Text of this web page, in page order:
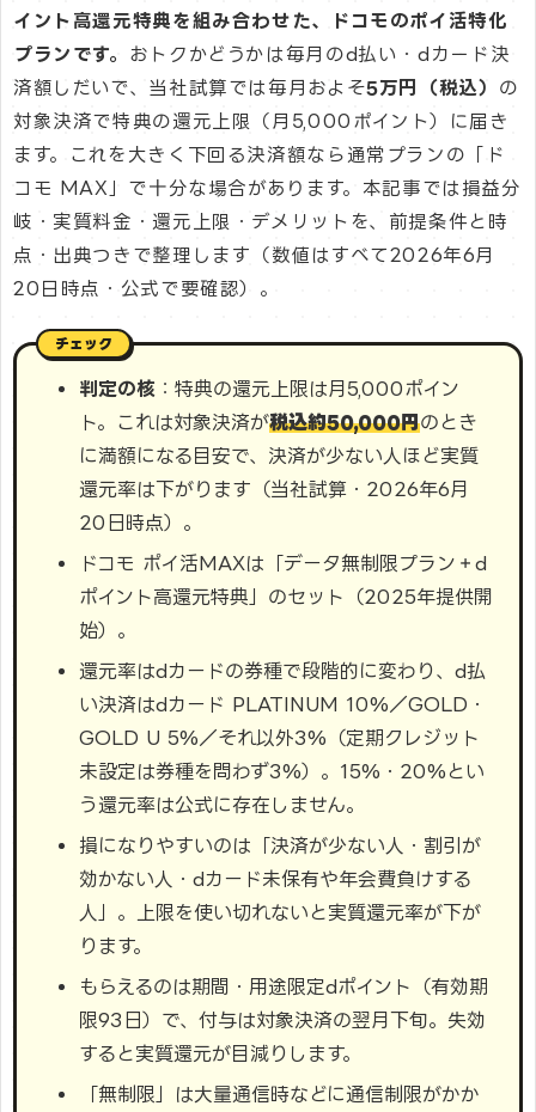
イント高還元特典を組み合わせた、ドコモのポイ活特化
プランです。 おトクかどうかは毎月のd払い・dカード決
済額しだいで、当社試算では毎月およそ5万円（税込） の
対象決済で特典の還元上限（月5,000ポイント）に届き
ます。これを大きく下回る決済額なら通常プランの「ド
コモ MAX」で十分な場合があります。本記事では損益分
岐・実質料金・還元上限・デメリットを、前提条件と時
点・出典つきで整理します（数値はすべて2026年6月
20日時点・公式で要確認）。
判定の核 ：特典の還元上限は月5,000ポイン
ト。これは対象決済が税込約50,000円のとき
に満額になる目安で、決済が少ない人ほど実質
還元率は下がります（当社試算・2026年6月
20日時点）。
ドコモ ポイ活MAXは「データ無制限プラン＋d
ポイント高還元特典」のセット（2025年提供開
始）。
還元率はdカードの券種で段階的に変わり、d払
い決済はdカード PLATINUM 10%／GOLD・
GOLD U 5%／それ以外3%（定期クレジット
未設定は券種を問わず3%）。15%・20%とい
う還元率は公式に存在しません。
損になりやすいのは「決済が少ない人・割引が
効かない人・dカード未保有や年会費負けする
人」。上限を使い切れないと実質還元率が下が
ります。
もらえるのは期間・用途限定dポイント（有効期
限93日）で、付与は対象決済の翌月下旬。失効
すると実質還元が目減りします。
「無制限」は大量通信時などに通信制限がかか